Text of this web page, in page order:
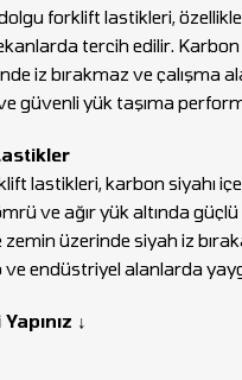
forklift lastikleri,
tercih edilir. Karbon
iz bırakmaz ve çalışma
güvenli yük taşıma
lastikleri, karbon siyahı
ve ağır yük altında
üzerinde siyah iz
endüstriyel alanlarda
↓